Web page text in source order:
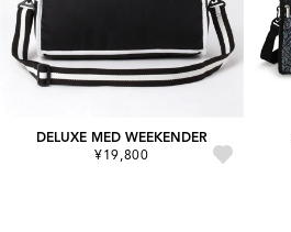
DELUXE MED WEEKENDER
¥19,800